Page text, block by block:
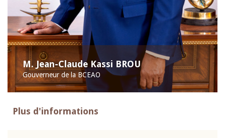
M. Jean-Claude Kassi BROU
Gouverneur de la BCEAO
Plus d'informations